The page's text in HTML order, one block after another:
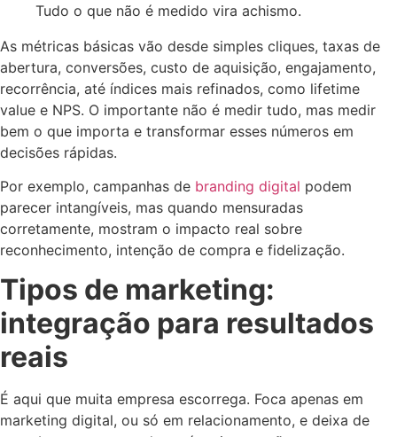
Tudo o que não é medido vira achismo.
As métricas básicas vão desde simples cliques, taxas de
abertura, conversões, custo de aquisição, engajamento,
recorrência, até índices mais refinados, como lifetime
value e NPS. O importante não é medir tudo, mas medir
bem o que importa e transformar esses números em
decisões rápidas.
Por exemplo, campanhas de branding digital podem
parecer intangíveis, mas quando mensuradas
corretamente, mostram o impacto real sobre
reconhecimento, intenção de compra e fidelização.
Tipos de marketing:
integração para resultados
reais
É aqui que muita empresa escorrega. Foca apenas em
marketing digital, ou só em relacionamento, e deixa de